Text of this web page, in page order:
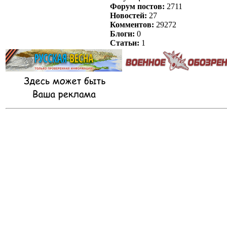
Форум постов: 2711
Новостей: 27
Комментов: 29272
Блоги: 0
Статьи: 1